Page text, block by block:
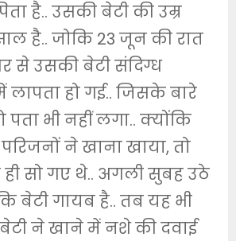
है.. उसकी बेटी की उम्र
है.. जोकि 23 जून की रात
से उसकी बेटी संदिग्ध
लापता हो गई.. जिसके बारे
पता भी नहीं लगा.. क्योंकि
ने खाना खाया, तो
सो गए थे.. अगली सुबह उठे
बेटी गायब है.. तब यह भी
ने खाने में नशे की दवाई